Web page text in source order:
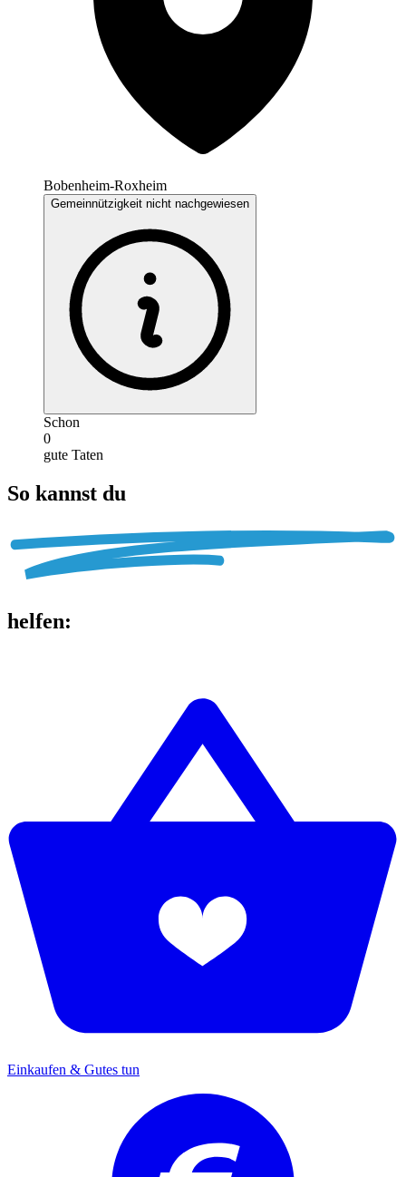
Bobenheim-Roxheim
Gemeinnützigkeit nicht nachgewiesen
Schon
0
gute Taten
So kannst du
helfen:
Einkaufen & Gutes tun